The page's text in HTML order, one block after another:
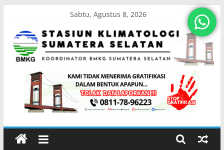
content
Sabtu, Agustus 8, 2026
Stasiun
Klimatologi
Sumatera